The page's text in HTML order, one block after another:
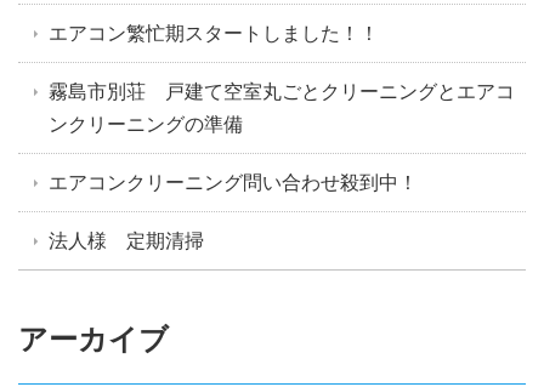
エアコン繁忙期スタートしました！！
霧島市別荘 戸建て空室丸ごとクリーニングとエアコ
ンクリーニングの準備
エアコンクリーニング問い合わせ殺到中！
法人様 定期清掃
アーカイブ